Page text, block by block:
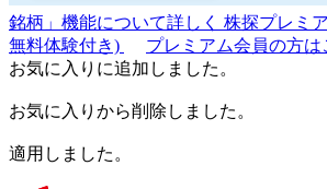
銘柄」機能について詳しく 株探プレミ
無料体験付き)
プレミアム会員の方
お気に入りに追加しました。
お気に入りから削除しました。
適用しました。